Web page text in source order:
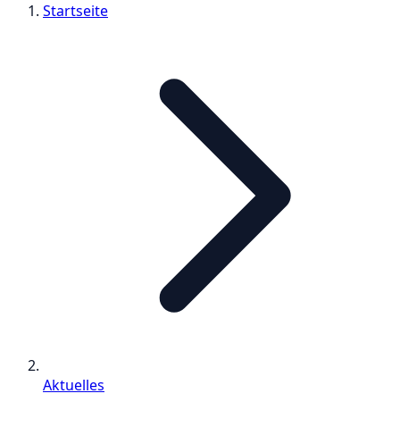
Startseite
Aktuelles